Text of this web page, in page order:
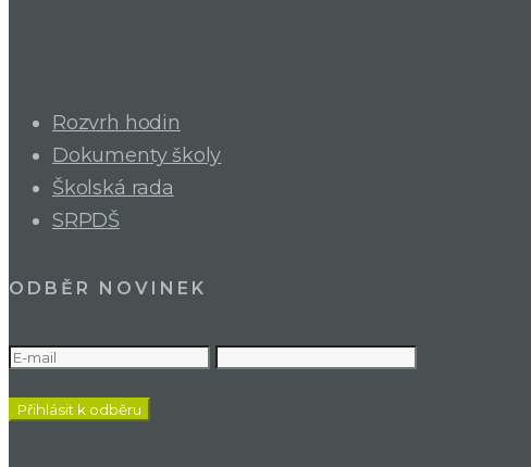
Rozvrh hodin
Dokumenty školy
Školská rada
SRPDŠ
ODBĚR NOVINEK